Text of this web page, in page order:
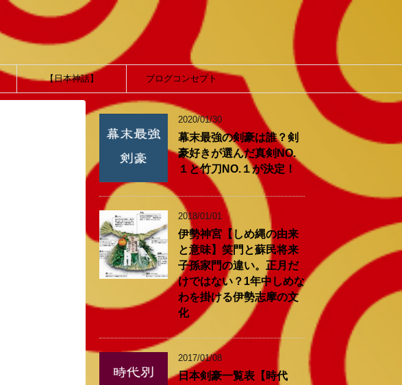
【日本神話】 ブログコンセプト
2020/01/30
幕末最強の剣豪は誰？剣
豪好きが選んだ真剣NO.
１と竹刀NO.１が決定！
2018/01/01
伊勢神宮【しめ縄の由来
と意味】笑門と蘇民将来
子孫家門の違い。正月だ
けではない？1年中しめな
わを掛ける伊勢志摩の文
化
2017/01/08
日本剣豪一覧表【時代